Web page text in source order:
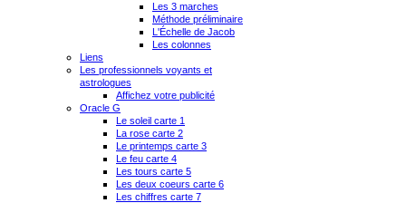
Les 3 marches
Méthode préliminaire
L'Échelle de Jacob
Les colonnes
Liens
Les professionnels voyants et
astrologues
Affichez votre publicité
Oracle G
Le soleil carte 1
La rose carte 2
Le printemps carte 3
Le feu carte 4
Les tours carte 5
Les deux coeurs carte 6
Les chiffres carte 7